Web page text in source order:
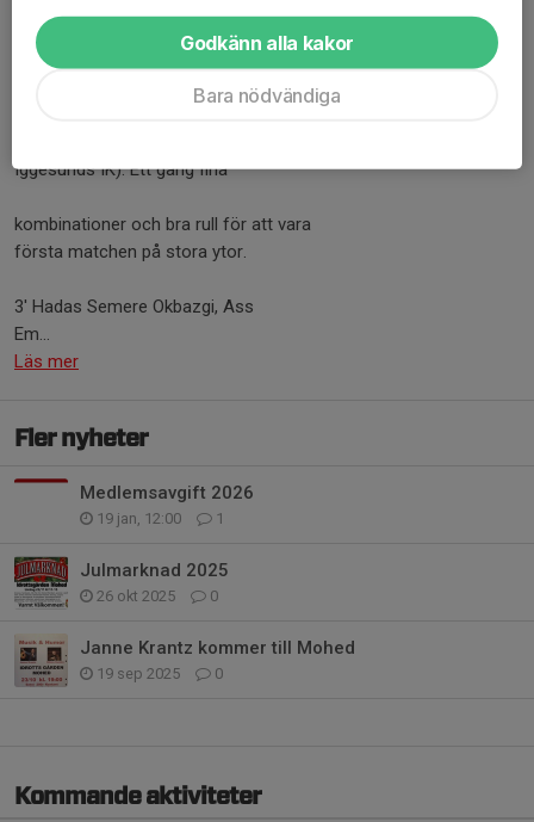
Vi tar med oss tre pinnar hem från
Iggesunds IK). Ett gãng fina
kombinationer och bra rull för att vara
första matchen på stora ytor.
3' Hadas Semere Okbazgi, Ass
Em...
Läs mer
Fler nyheter
Medlemsavgift 2026
19 jan, 12:00 1
Julmarknad 2025
26 okt 2025 0
Janne Krantz kommer till Mohed
19 sep 2025 0
Kommande aktiviteter
Godkänn alla kakor
Bara nödvändiga